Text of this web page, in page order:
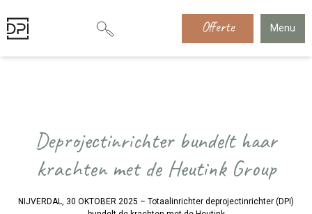
Offerte Menu
Deprojectinrichter bundelt haar
krachten met de Heutink Group
NIJVERDAL, 30 OKTOBER 2025 – Totaalinrichter deprojectinrichter (DPI)